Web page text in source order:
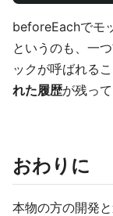
beforeEachでモ
というのも、一
ックが呼ばれる
れた履歴が残っ
おわりに
本物の方の開発